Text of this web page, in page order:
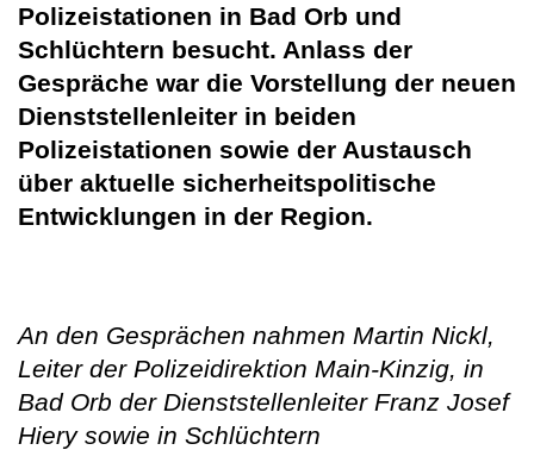
Polizeistationen in Bad Orb und
Schlüchtern besucht. Anlass der
Gespräche war die Vorstellung der neuen
Dienststellenleiter in beiden
Polizeistationen sowie der Austausch
über aktuelle sicherheitspolitische
Entwicklungen in der Region.
An den Gesprächen nahmen Martin Nickl,
Leiter der Polizeidirektion Main-Kinzig, in
Bad Orb der Dienststellenleiter Franz Josef
Hiery sowie in Schlüchtern